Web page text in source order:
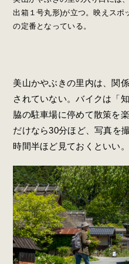
出箱１号丸形)が立つ。映えスポ
の定番となっている。
美山かやぶきの里内は、関
されていない。バイクは「
脇の駐車場に停めて散策を
だけなら30分ほど、写真を
時間半ほど見ておくといい。